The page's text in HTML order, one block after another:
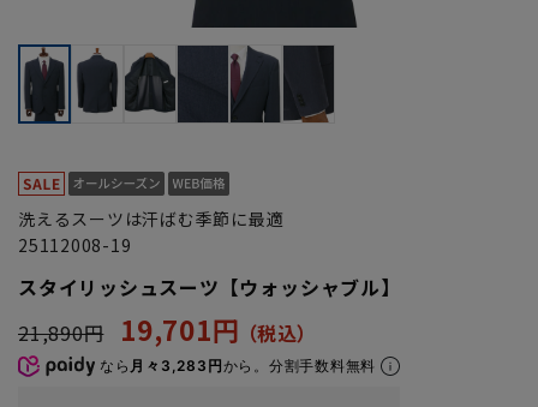
洗えるスーツは汗ばむ季節に最適
25112008-19
スタイリッシュスーツ【ウォッシャブル】
21,890円
19,701円
なら 月々3,283円から。分割手数料無料